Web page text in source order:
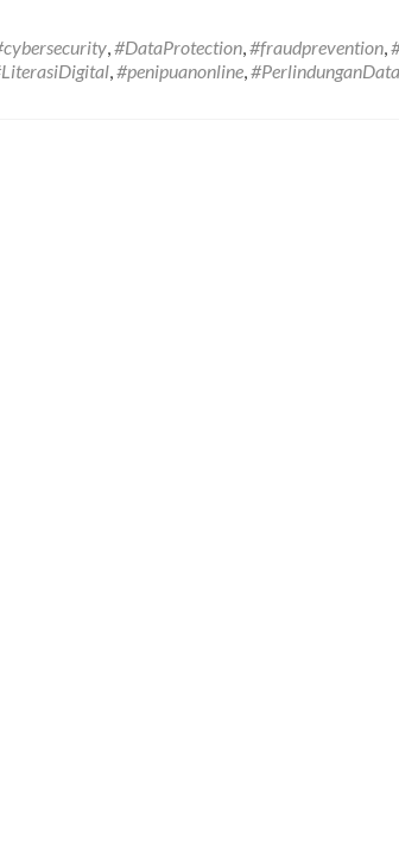
,#DataProtection,#fraudprevention,
,#penipuanonline,